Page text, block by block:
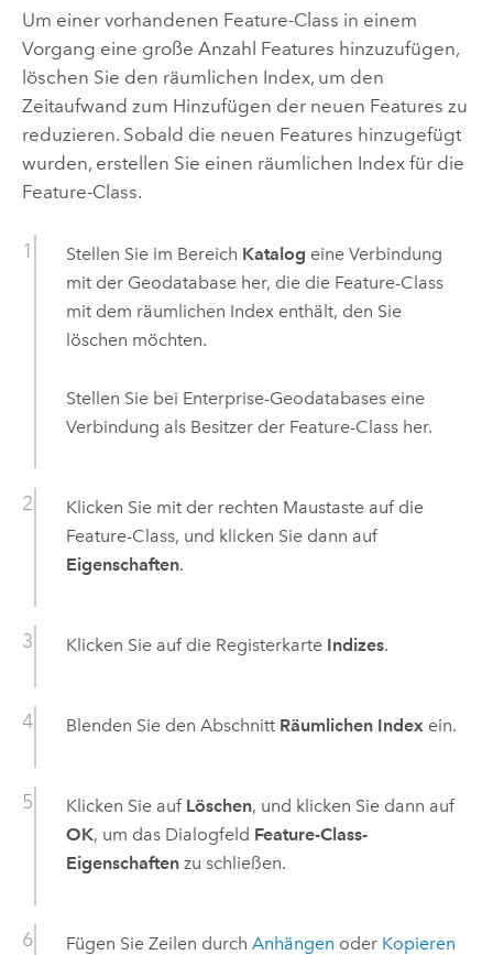
Um einer vorhandenen Feature-Class in einem
Vorgang eine große Anzahl Features hinzuzufügen,
löschen Sie den räumlichen Index, um den
Zeitaufwand zum Hinzufügen der neuen Features zu
reduzieren. Sobald die neuen Features hinzugefügt
wurden, erstellen Sie einen räumlichen Index für die
Feature-Class.
Stellen Sie im Bereich Katalog eine Verbindung
mit der Geodatabase her, die die Feature-Class
mit dem räumlichen Index enthält, den Sie
löschen möchten.
Stellen Sie bei Enterprise-Geodatabases eine
Verbindung als Besitzer der Feature-Class her.
Klicken Sie mit der rechten Maustaste auf die
Feature-Class, und klicken Sie dann auf
Eigenschaften.
Klicken Sie auf die Registerkarte Indizes.
Blenden Sie den Abschnitt Räumlichen Index ein.
Klicken Sie auf Löschen, und klicken Sie dann auf
OK, um das Dialogfeld Feature-Class-
Eigenschaftenzu schließen.
Fügen Sie Zeilen durch Anhängen oder Kopieren